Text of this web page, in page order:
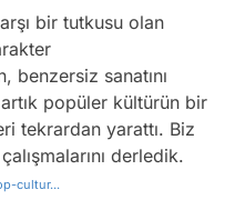
bir tutkusu olan
benzersiz sanatını
popüler kültürün bir
tekrardan yarattı. Biz
derledik.
cultur...